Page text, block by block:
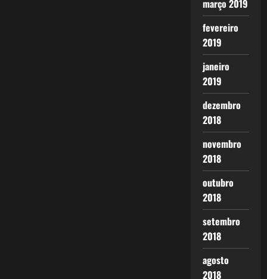
março 2019
fevereiro
2019
janeiro
2019
dezembro
2018
novembro
2018
outubro
2018
setembro
2018
agosto
2018